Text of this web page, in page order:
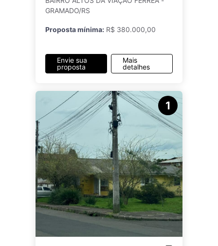
GRAMADO/RS
Proposta mínima: R$ 380.000,00
Envie sua
proposta
Mais
detalhes
1